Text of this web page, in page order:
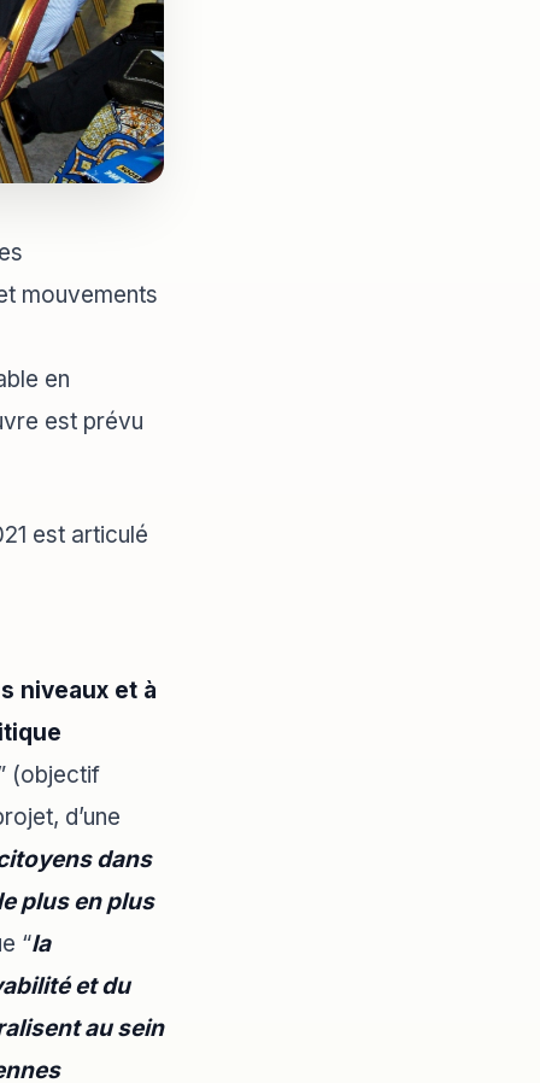
mouvements
en
est prévu
est articulé
niveaux et à
(objectif
d’une
dans
plus en plus
“la
et du
au sein